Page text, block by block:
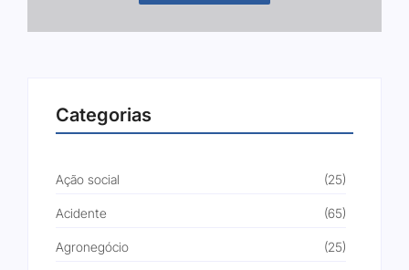
Categorias
Ação social (25)
Acidente (65)
Agronegócio (25)